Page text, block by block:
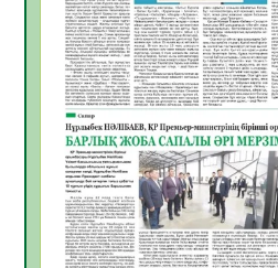
АПВ вакцинасы туралы
06.08.2026
Open Air: Қызылорда
департаменті 20
көрерменнің
06.08.2026
ҚЫЗЫЛОРДАДА
ЖАРҚЫН БОЛАШАҚ»
МӘЖІЛІС ӨТТІ